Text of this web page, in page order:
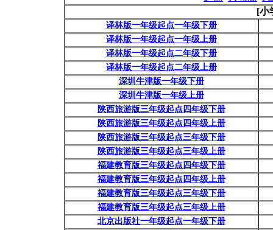
[小
译林版一年级起点一年级下册
译林版一年级起点一年级上册
译林版一年级起点二年级下册
译林版一年级起点二年级上册
深圳牛津版一年级下册
深圳牛津版一年级上册
陕西旅游版三年级起点四年级下册
陕西旅游版三年级起点四年级上册
陕西旅游版三年级起点三年级下册
陕西旅游版三年级起点三年级上册
福建教育版三年级起点四年级下册
福建教育版三年级起点四年级上册
福建教育版三年级起点三年级下册
福建教育版三年级起点三年级上册
北京出版社一年级起点一年级下册